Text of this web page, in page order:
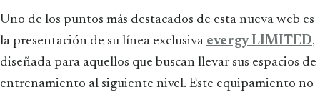
Uno de los puntos más destacados de esta nueva web es
la presentación de su línea exclusiva evergy LIMITED,
diseñada para aquellos que buscan llevar sus espacios de
entrenamiento al siguiente nivel. Este equipamiento no